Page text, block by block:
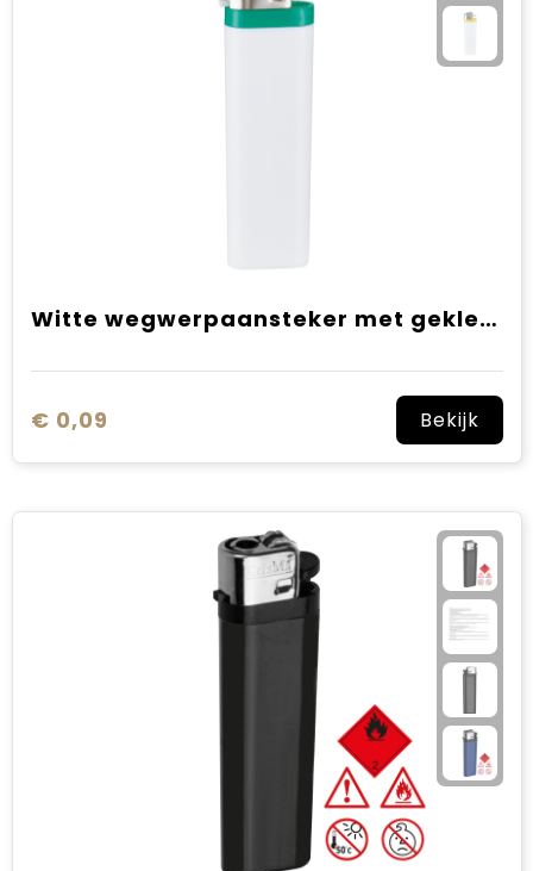
Witte wegwerpaansteker met gekleurde band SALE
€ 0,09 Bekijk